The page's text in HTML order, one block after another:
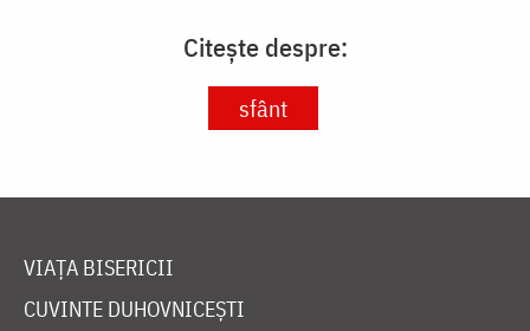
Citește despre:
sfânt
VIAȚA BISERICII
CUVINTE DUHOVNICEȘTI